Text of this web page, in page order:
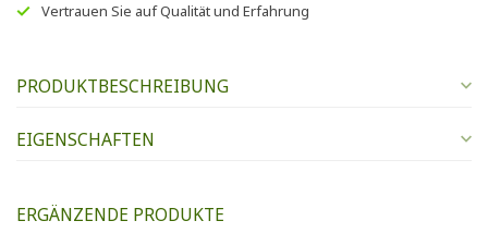
Vertrauen Sie aufQualität und Erfahrung
PRODUKTBESCHREIBUNG
EIGENSCHAFTEN
ERGÄNZENDE PRODUKTE